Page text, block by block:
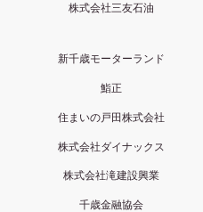
株式会社三友石油
新千歳モーターランド
鮨正
住まいの戸田株式会社
株式会社ダイナックス
株式会社滝建設興業
千歳金融協会